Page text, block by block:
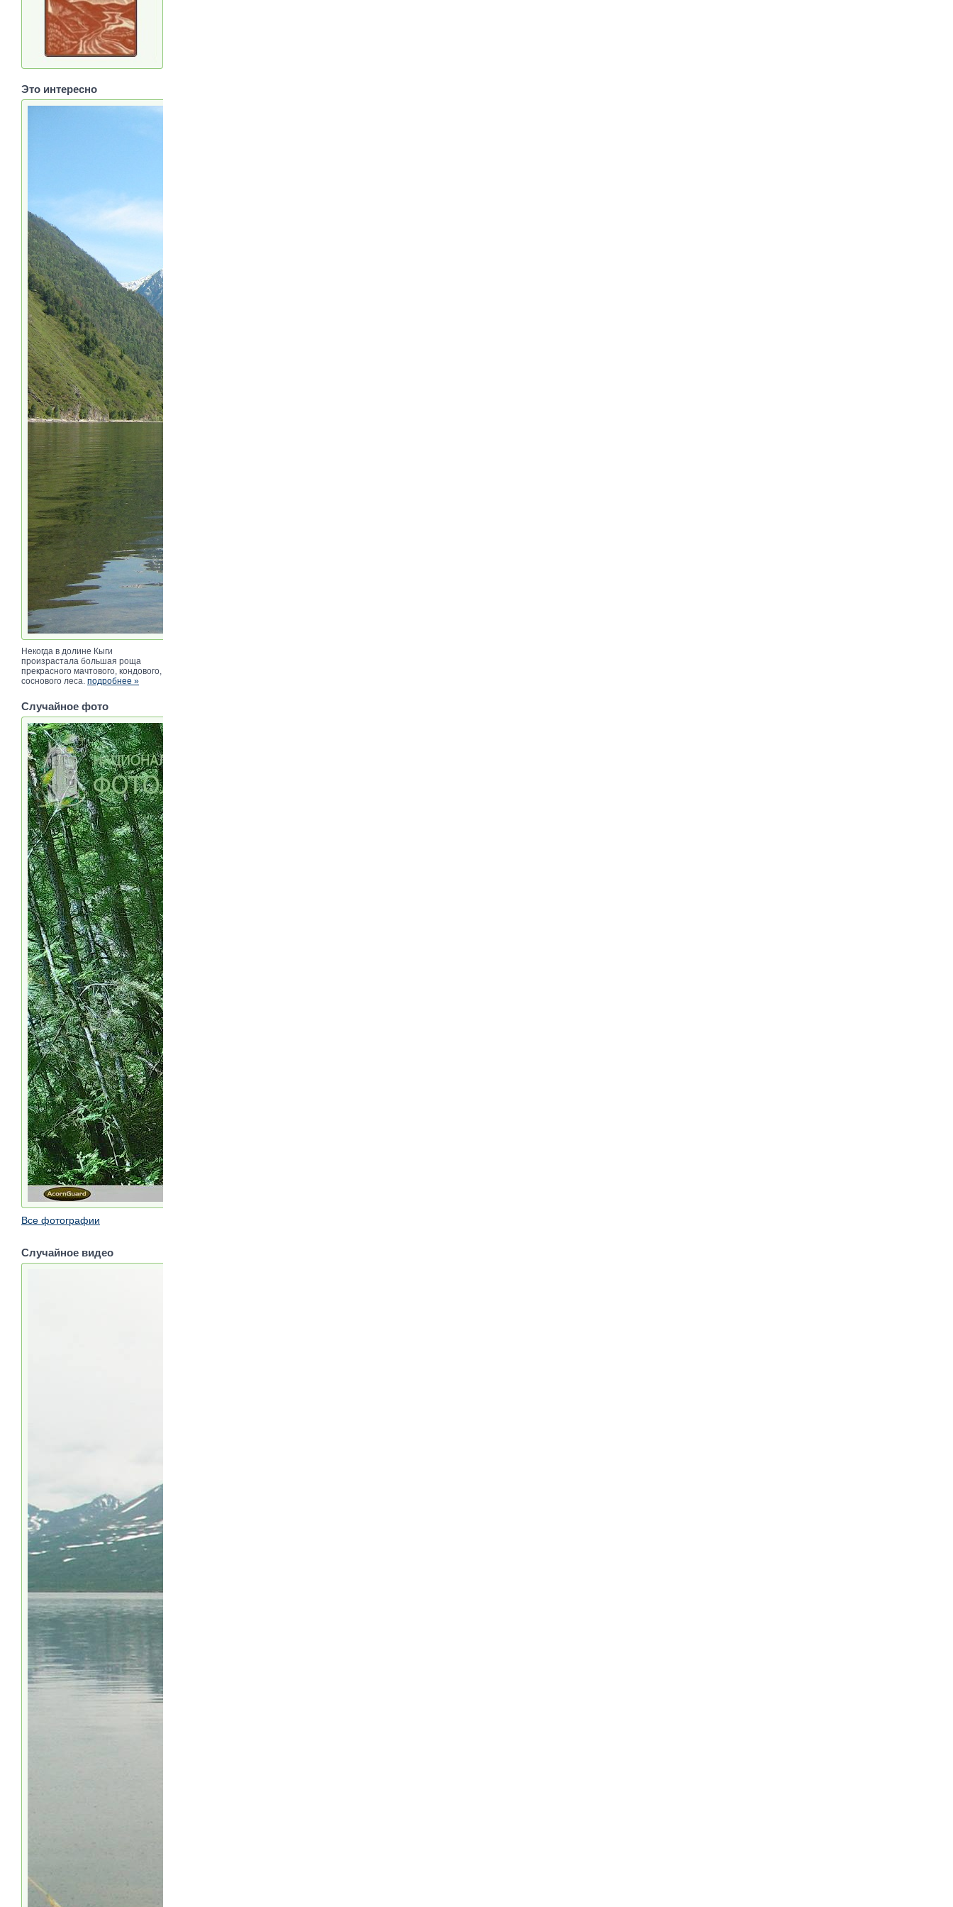
Это интересно
Некогда в долине Кыги
произрастала большая роща
прекрасного мачтового, кондового,
соснового леса. подробнее »
Случайное фото
Все фотографии
Случайное видео